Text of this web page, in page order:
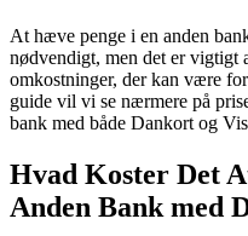
At hæve penge i en anden
nødvendigt, men det er
omkostninger, der kan være
guide vil vi se nærmere på
bank med både Dankort og
Hvad Koster Det
Anden Bank med